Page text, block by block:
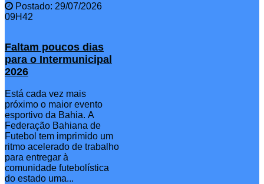
Postado: 29/07/2026
09H42
Faltam poucos dias
para o Intermunicipal
2026
Está cada vez mais
próximo o maior evento
esportivo da Bahia. A
Federação Bahiana de
Futebol tem imprimido um
ritmo acelerado de trabalho
para entregar à
comunidade futebolística
do estado uma...